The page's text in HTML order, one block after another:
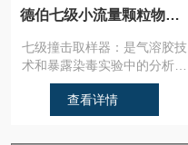
德伯七级小流量颗粒物切割器，离线式粒子分析仪
七级撞击取样器：是气溶胶技
术和暴露染毒实验中的分析设
备。7级设计可以把气溶胶按
空...
查看详情